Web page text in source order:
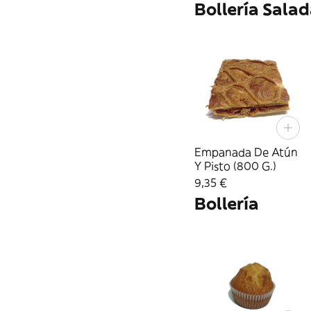
Bollería
Empanada De Atún
Y Pisto (800 G.)
9,35 €
Bollería